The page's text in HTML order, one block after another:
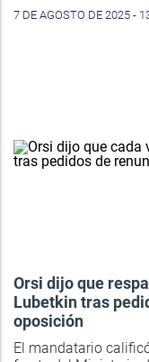
7 DE AGOSTO DE 2025 -
Orsi dijo que
Lubetkin tras
oposición
El mandatario